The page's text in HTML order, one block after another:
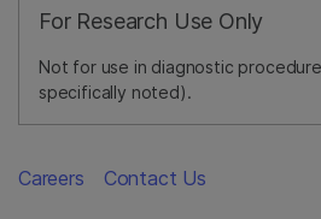
For Research Use Only
Not for use in diagnostic
specifically noted).
Careers Contact Us